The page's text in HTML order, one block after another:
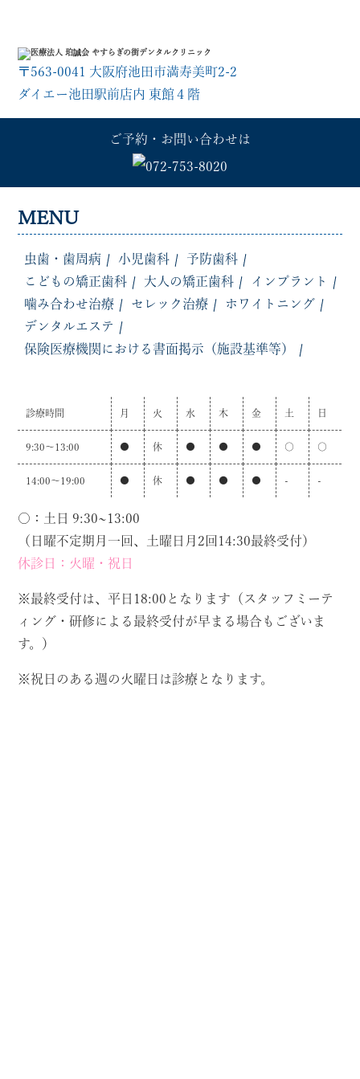
〒563-0041 大阪府池田市満寿美町2-2
ダイエー池田駅前店内 東館４階
ご予約・お問い合わせは
MENU
虫歯・歯周病 小児歯科
予防歯科
こどもの矯正歯科
大人の矯正歯科
インプラント
噛み合わせ治療
セレック治療
ホワイトニング
デンタルエステ
保険医療機関における書面掲示（施設基準等）
診療時間 月 火 水 木 金 土 日
9:30～13:00 ● 休 ● ● ● ○ ○
14:00～19:00 ● 休 ● ● ● - -
○：土日 9:30~13:00
（日曜不定期月一回、土曜日月2回14:30最終受付）
休診日：火曜・祝日
※最終受付は、平日18:00となります（スタッフミーテ
ィング・研修による最終受付が早まる場合もございま
す。）
※祝日のある週の火曜日は診療となります。